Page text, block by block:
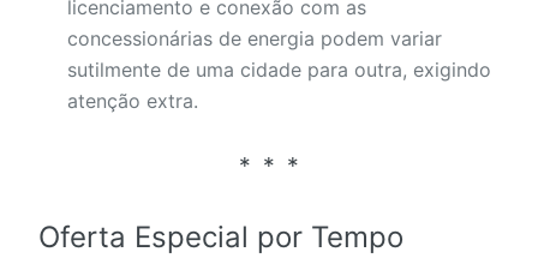
licenciamento e conexão com as
concessionárias de energia podem variar
sutilmente de uma cidade para outra, exigindo
atenção extra.
Oferta Especial por Tempo